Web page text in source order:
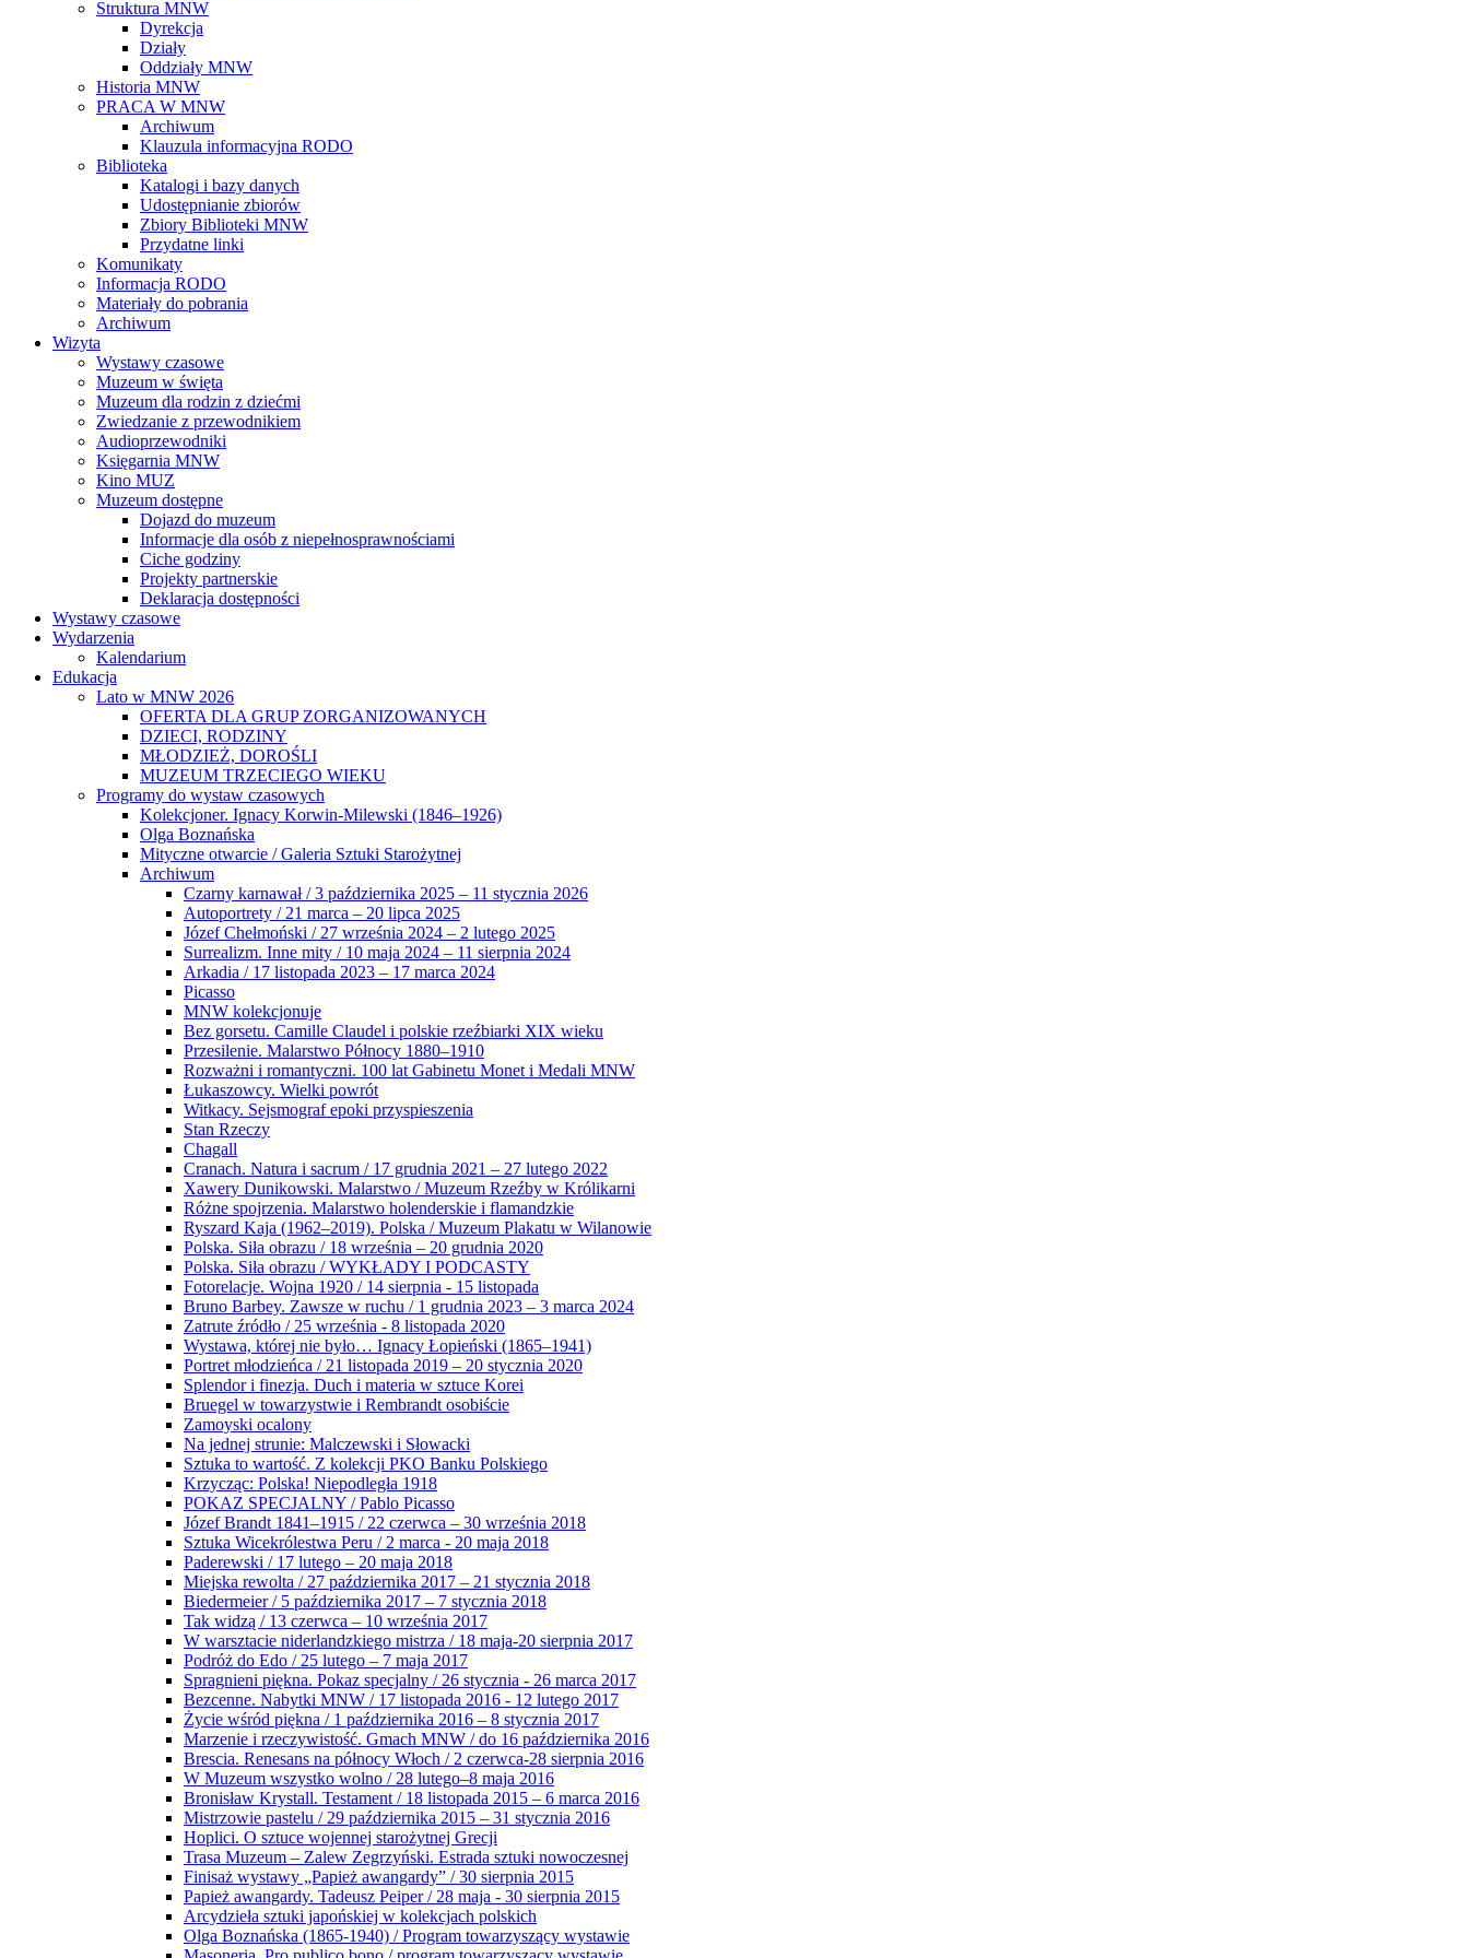
Struktura MNW
Dyrekcja
Działy
Oddziały MNW
Historia MNW
PRACA W MNW
Archiwum
Klauzula informacyjna RODO
Biblioteka
Katalogi i bazy danych
Udostępnianie zbiorów
Zbiory Biblioteki MNW
Przydatne linki
Komunikaty
Informacja RODO
Materiały do pobrania
Archiwum
Wizyta
Wystawy czasowe
Muzeum w święta
Muzeum dla rodzin z dziećmi
Zwiedzanie z przewodnikiem
Audioprzewodniki
Księgarnia MNW
Kino MUZ
Muzeum dostępne
Dojazd do muzeum
Informacje dla osób z niepełnosprawnościami
Ciche godziny
Projekty partnerskie
Deklaracja dostępności
Wystawy czasowe
Wydarzenia
Kalendarium
Edukacja
Lato w MNW 2026
OFERTA DLA GRUP ZORGANIZOWANYCH
DZIECI, RODZINY
MŁODZIEŻ, DOROŚLI
MUZEUM TRZECIEGO WIEKU
Programy do wystaw czasowych
Kolekcjoner. Ignacy Korwin-Milewski (1846–1926)
Olga Boznańska
Mityczne otwarcie / Galeria Sztuki Starożytnej
Archiwum
Czarny karnawał / 3 października 2025 – 11 stycznia 2026
Autoportrety / 21 marca – 20 lipca 2025
Józef Chełmoński / 27 września 2024 – 2 lutego 2025
Surrealizm. Inne mity / 10 maja 2024 – 11 sierpnia 2024
Arkadia / 17 listopada 2023 – 17 marca 2024
Picasso
MNW kolekcjonuje
Bez gorsetu. Camille Claudel i polskie rzeźbiarki XIX wieku
Przesilenie. Malarstwo Północy 1880–1910
Rozważni i romantyczni. 100 lat Gabinetu Monet i Medali MNW
Łukaszowcy. Wielki powrót
Witkacy. Sejsmograf epoki przyspieszenia
Stan Rzeczy
Chagall
Cranach. Natura i sacrum / 17 grudnia 2021 – 27 lutego 2022
Xawery Dunikowski. Malarstwo / Muzeum Rzeźby w Królikarni
Różne spojrzenia. Malarstwo holenderskie i flamandzkie
Ryszard Kaja (1962–2019). Polska / Muzeum Plakatu w Wilanowie
Polska. Siła obrazu / 18 września – 20 grudnia 2020
Polska. Siła obrazu / WYKŁADY I PODCASTY
Fotorelacje. Wojna 1920 / 14 sierpnia - 15 listopada
Bruno Barbey. Zawsze w ruchu / 1 grudnia 2023 – 3 marca 2024
Zatrute źródło / 25 września - 8 listopada 2020
Wystawa, której nie było… Ignacy Łopieński (1865–1941)
Portret młodzieńca / 21 listopada 2019 – 20 stycznia 2020
Splendor i finezja. Duch i materia w sztuce Korei
Bruegel w towarzystwie i Rembrandt osobiście
Zamoyski ocalony
Na jednej strunie: Malczewski i Słowacki
Sztuka to wartość. Z kolekcji PKO Banku Polskiego
Krzycząc: Polska! Niepodległa 1918
POKAZ SPECJALNY / Pablo Picasso
Józef Brandt 1841–1915 / 22 czerwca – 30 września 2018
Sztuka Wicekrólestwa Peru / 2 marca - 20 maja 2018
Paderewski / 17 lutego – 20 maja 2018
Miejska rewolta / 27 października 2017 – 21 stycznia 2018
Biedermeier / 5 października 2017 – 7 stycznia 2018
Tak widzą / 13 czerwca – 10 września 2017
W warsztacie niderlandzkiego mistrza / 18 maja-20 sierpnia 2017
Podróż do Edo / 25 lutego – 7 maja 2017
Spragnieni piękna. Pokaz specjalny / 26 stycznia - 26 marca 2017
Bezcenne. Nabytki MNW / 17 listopada 2016 - 12 lutego 2017
Życie wśród piękna / 1 października 2016 – 8 stycznia 2017
Marzenie i rzeczywistość. Gmach MNW / do 16 października 2016
Brescia. Renesans na północy Włoch / 2 czerwca-28 sierpnia 2016
W Muzeum wszystko wolno / 28 lutego–8 maja 2016
Bronisław Krystall. Testament / 18 listopada 2015 – 6 marca 2016
Mistrzowie pastelu / 29 października 2015 – 31 stycznia 2016
Hoplici. O sztuce wojennej starożytnej Grecji
Trasa Muzeum – Zalew Zegrzyński. Estrada sztuki nowoczesnej
Finisaż wystawy „Papież awangardy” / 30 sierpnia 2015
Papież awangardy. Tadeusz Peiper / 28 maja - 30 sierpnia 2015
Arcydzieła sztuki japońskiej w kolekcjach polskich
Olga Boznańska (1865-1940) / Program towarzyszący wystawie